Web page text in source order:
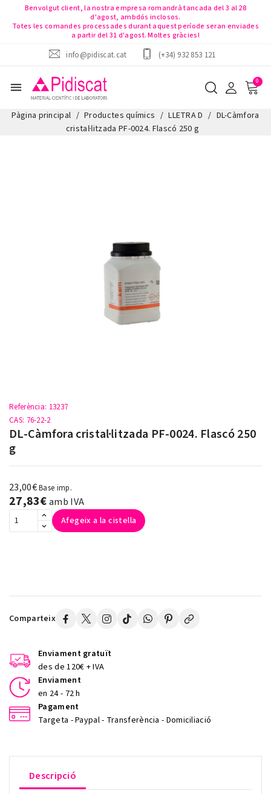
Benvolgut client, la nostra empresa romandrà tancada del 3 al 28
d'agost, ambdós inclosos.
Totes les comandes processades durant aquest període seran enviades
a partir del 31 d'agost. Moltes gràcies!
info@pidiscat.cat
(+34) 932 853 121
menu
Pàgina principal Productes químics LLETRA D
DL-Càmfora
cristal·litzada PF-0024. Flascó 250 g
Referència: 13237
CAS: 76-22-2
DL-Càmfora cristal·litzada PF-0024. Flascó 250
g
23,00€Base imp.
27,83€amb IVA
Afegeix a la cistella
Comparteix
Enviament gratuït
des de 120€ + IVA
Enviament
en 24 - 72 h
Pagament
Targeta - Paypal - Transferència - Domiciliació
Descripció